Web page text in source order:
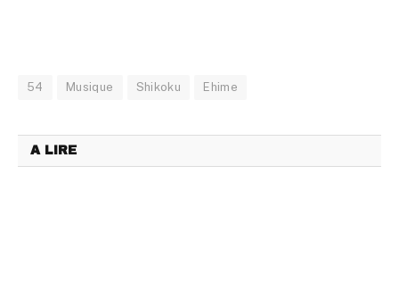
54 Musique Shikoku Ehime
A LIRE